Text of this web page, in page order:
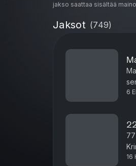
jakso saattaa sisältää
Jaksot (749)
6
16